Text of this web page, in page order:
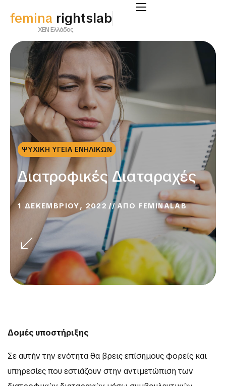
femina rightslab
ΧΕΝ Ελλάδος
ΨΥΧΙΚΗ ΥΓΕΙΑ ΕΝΗΛΙΚΩΝ
Διατροφικές Διαταραχές
1 ΔΕΚΕΜΒΡΙΟΥ, 2022 ΑΠΟ FEMINALAB
Δομές υποστήριξης
Σε αυτήν την ενότητα θα βρεις επίσημους φορείς και
υπηρεσίες που εστιάζουν στην αντιμετώπιση των